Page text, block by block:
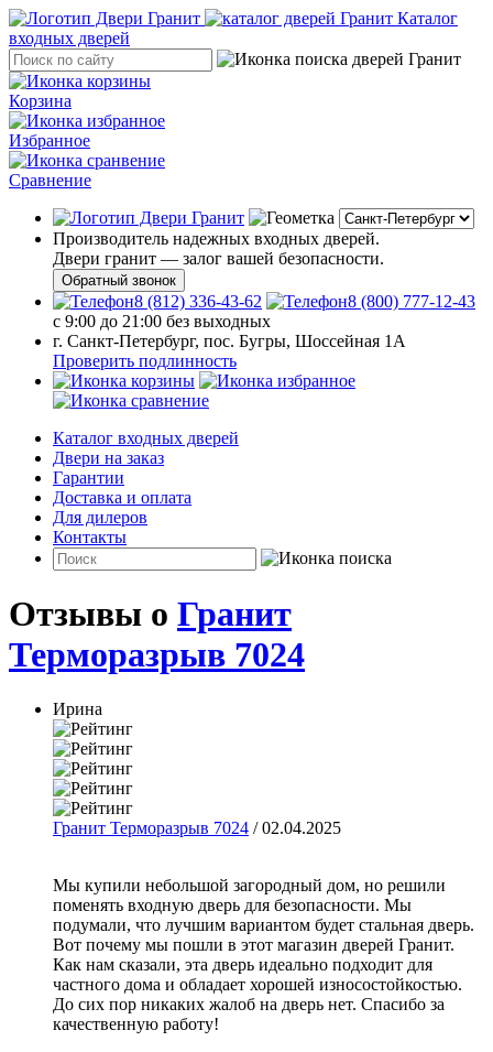
Каталог
входных дверей
Корзина
Избранное
Сравнение
Производитель надежных входных дверей.
Двери гранит — залог вашей безопасности.
Обратный звонок
8 (812) 336-43-62
8 (800) 777-12-43
с 9:00 до 21:00 без выходных
г. Санкт-Петербург, пос. Бугры, Шоссейная 1А
Проверить подлинность
Каталог входных дверей
Двери на заказ
Гарантии
Доставка и оплата
Для дилеров
Контакты
Отзывы о Гранит
Терморазрыв 7024
Ирина
Гранит Терморазрыв 7024 / 02.04.2025
Мы купили небольшой загородный дом, но решили
поменять входную дверь для безопасности. Мы
подумали, что лучшим вариантом будет стальная дверь.
Вот почему мы пошли в этот магазин дверей Гранит.
Как нам сказали, эта дверь идеально подходит для
частного дома и обладает хорошей износостойкостью.
До сих пор никаких жалоб на дверь нет. Спасибо за
качественную работу!